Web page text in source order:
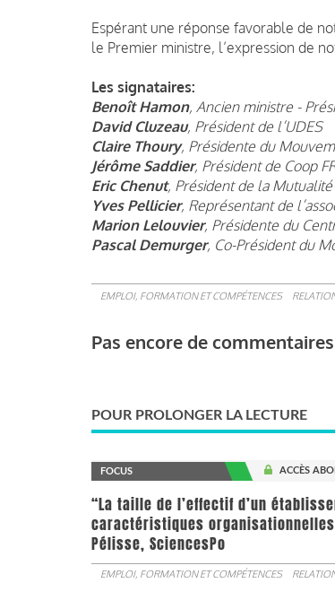
Espérant une réponse favorable de
le Premier ministre, l’expression de
Les signataires:
Benoît Hamon, Ancien ministre -
David Cluzeau, Président de l’UDES
Claire Thoury, Présidente du
Jérôme Saddier, Président de Coop
Eric Chenut, Président de la Mutualité
Yves Pellicier, Représentant de
Marion Lelouvier, Présidente du
Pascal Demurger, Co-Président du
EMPLOI, FORMATION ET COMPÉTENCES
Pas encore de commentaires
POUR PROLONGER LA LECTURE
FOCUS ACCÈS
“La taille de l’effectif d’un
caractéristiques
Pélisse, SciencesPo
EMPLOI, FORMATION ET COMPÉTENCES